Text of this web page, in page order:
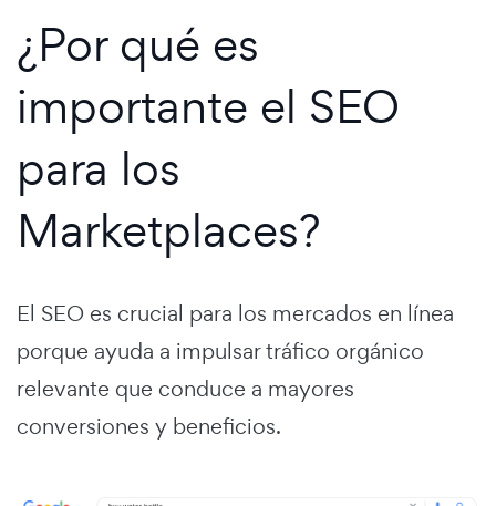
¿Por qué es
importante el SEO
para los
Marketplaces?
El SEO es crucial para los mercados en línea
porque ayuda a impulsar tráfico orgánico
relevante que conduce a mayores
conversiones y beneficios.